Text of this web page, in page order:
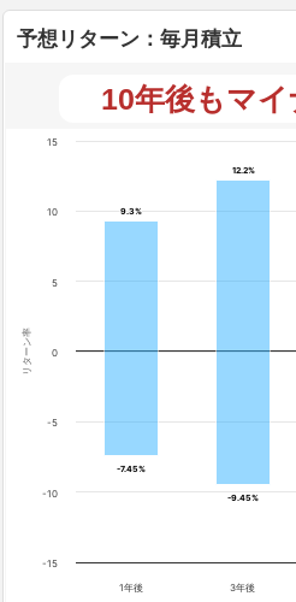
予想リターン：毎月積立
10年後もマイ
リターン率
9.3%
9.3%
12.2%
12.2%
-7.45%
-7.45%
-9.45%
-9.45%
1年後 3年後
-15
-10
-5
0
5
10
15